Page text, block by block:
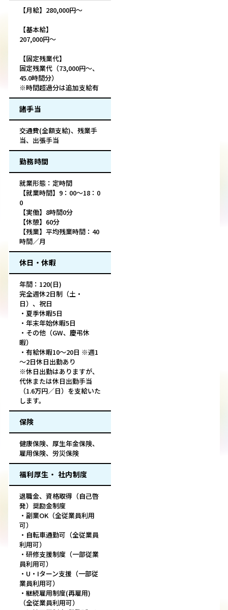
【月給】280,000円～
【基本給】
207,000円～
【固定残業代】
固定残業代（73,000円～、
45.0時間分）
※時間超過分は追加支給有
諸手当
交通費(全額支給)、残業手
当、出張手当
勤務時間
就業形態：定時間
【就業時間】9：00～18：0
0
【実働】8時間0分
【休憩】60分
【残業】平均残業時間：40
時間／月
休日・休暇
年間：120(日)
完全週休2日制（土・
日）、祝日
・夏季休暇5日
・年末年始休暇5日
・その他（GW、慶弔休
暇）
・有給休暇10～20日 ※週1
～2日休日出勤あり
※休日出勤はありますが、
代休または休日出勤手当
（1.6万円／日）を支給いた
します。
保険
健康保険、厚生年金保険、
雇用保険、労災保険
福利厚生・ 社内制度
退職金、資格取得（自己啓
発）奨励金制度
・副業OK（全従業員利用
可）
・自転車通勤可（全従業員
利用可）
・研修支援制度（一部従業
員利用可）
・U・Iターン支援（一部従
業員利用可）
・継続雇用制度(再雇用)
（全従業員利用可）